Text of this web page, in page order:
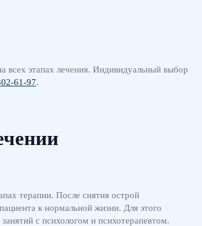
всех этапах лечения. Индивидуальный выбор
61-97.
терапии. После снятия острой
к нормальной жизни. Для этого
с психологом и психотерапевтом.